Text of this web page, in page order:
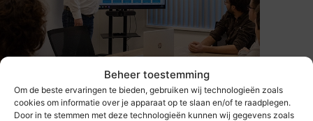
Beheer toestemming
Om de beste ervaringen te bieden, gebruiken wij technologieën zoals
cookies om informatie over je apparaat op te slaan en/of te raadplegen.
Door in te stemmen met deze technologieën kunnen wij gegevens zoals